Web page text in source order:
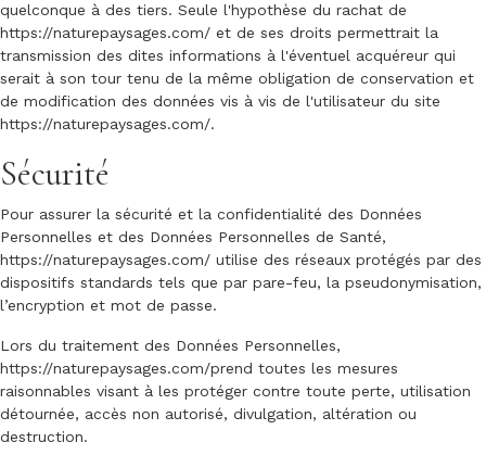
quelconque à des tiers. Seule l'hypothèse du rachat de
https://naturepaysages.com/ et de ses droits permettrait la
transmission des dites informations à l'éventuel acquéreur qui
serait à son tour tenu de la même obligation de conservation et
de modification des données vis à vis de l'utilisateur du site
https://naturepaysages.com/.
Sécurité
Pour assurer la sécurité et la confidentialité des Données
Personnelles et des Données Personnelles de Santé,
https://naturepaysages.com/ utilise des réseaux protégés par des
dispositifs standards tels que par pare-feu, la pseudonymisation,
l’encryption et mot de passe.
Lors du traitement des Données Personnelles,
https://naturepaysages.com/prend toutes les mesures
raisonnables visant à les protéger contre toute perte, utilisation
détournée, accès non autorisé, divulgation, altération ou
destruction.